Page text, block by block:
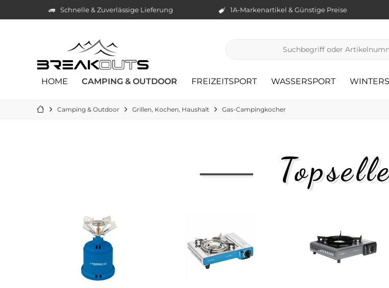
Schnelle & Zuverlässige Lieferung 1A-Markenartikel & Günstige Preise
HOME CAMPING & OUTDOOR FREIZEITSPORT WASSERSPORT
Camping & Outdoor Grillen, Kochen, Haushalt Gas-Campingkocher